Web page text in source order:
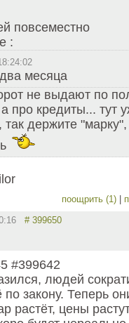
повсеместно
:
месяца
не выдают по
про кредиты... тут
держите "марку",
поощрить (1)
# 399650
#399642
людей
закону. Теперь
растёт, цены